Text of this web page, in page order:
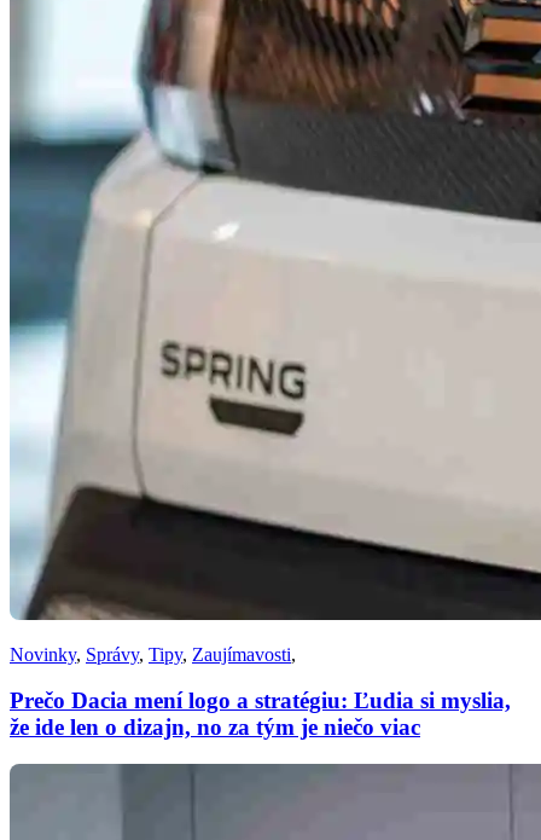
Novinky, Správy, Tipy, Zaujímavosti,
Prečo Dacia mení logo a stratégiu: Ľudia si myslia,
že ide len o dizajn, no za tým je niečo viac